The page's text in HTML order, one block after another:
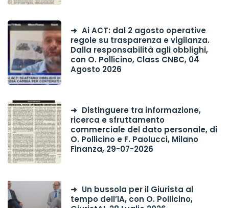
Ai ACT: dal 2 agosto operative
regole su trasparenza e vigilanza.
Dalla responsabilità agli obblighi,
con O. Pollicino, Class CNBC, 04
Agosto 2026
Distinguere tra informazione,
ricerca e sfruttamento
commerciale del dato personale, di
O. Pollicino e F. Paolucci, Milano
Finanza, 29-07-2026
Un bussola per il Giurista al
tempo dell’IA, con O. Pollicino,